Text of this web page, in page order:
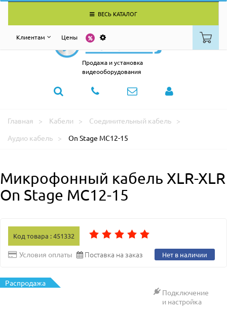
ВЕСЬ КАТАЛОГ
Клиентам Цены
Продажа и установка
видеооборудования
Главная Кабели
Соединительный кабель
Аудио кабель
On Stage MC12-15
Микрофонный кабель XLR-XLR
On Stage MC12-15
Код товара : 451332
Условия оплаты Поставка на заказ Нет в наличии
Распродажа
Подключение
и настройка